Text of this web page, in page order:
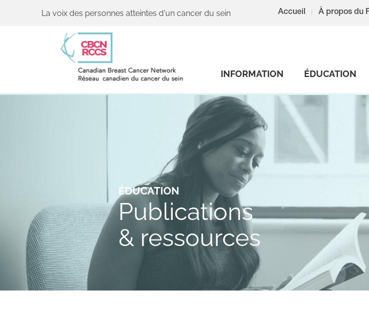
La voix des personnes atteintes d'un cancer du sein Accueil À propos du
INFORMATION ÉDUCATION
ÉDUCATION
Publications
& ressources